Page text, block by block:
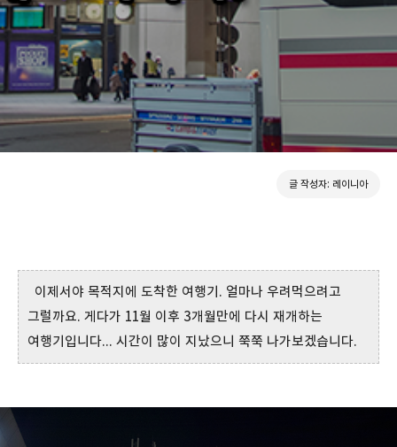
글 작성자: 레이니아
이제서야 목적지에 도착한 여행기. 얼마나 우려먹으려고
그럴까요. 게다가 11월 이후 3개월만에 다시 재개하는
여행기입니다... 시간이 많이 지났으니 쭉쭉 나가보겠습니다.